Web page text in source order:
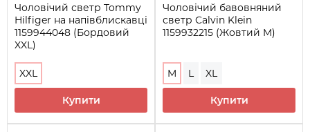
Чоловічий светр Tommy
Hilfiger на напівблискавці
1159944048 (Бордовий
XXL)
XXL
Купити
Чоловічий бавовняний
светр Calvin Klein
1159932215 (Жовтий M)
M L XL
Купити